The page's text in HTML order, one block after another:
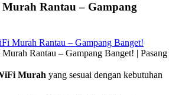
Rantau – Gampang
Rantau – Gampang Banget! |
Murah yang sesuai dengan kebutuhan